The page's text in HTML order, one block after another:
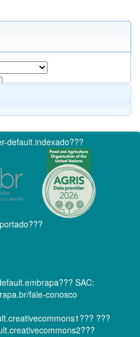
default.indexado???
SAC:
fale-conosco
???